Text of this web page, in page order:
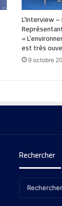
L’Interview
«
est très
9 octobre
Rechercher